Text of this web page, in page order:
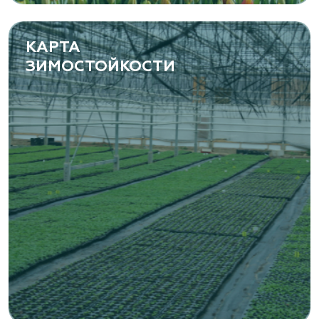
www.yoly-paly.ru
«ВЕНЕВ» питомник растений
Тульская область, Венёвский р-н, село
Борщевое, улица Лесная, д. 13
8 963 224 87 99
https://www.venev1.ru/
«ВЕНЕВ» питомник растений
Тульская область, Венёвский р-н, село
Борщевое, улица Лесная, д. 13
8 963 224 87 99
https://www.venev1.ru/
КАРТА
ЗИМОСТОЙКОСТИ